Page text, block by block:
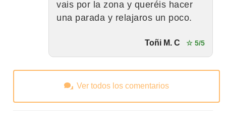
vais por la zona y queréis hacer
una parada y relajaros un poco.
Toñi M. C ☆ 5/5
Ver todos los comentarios